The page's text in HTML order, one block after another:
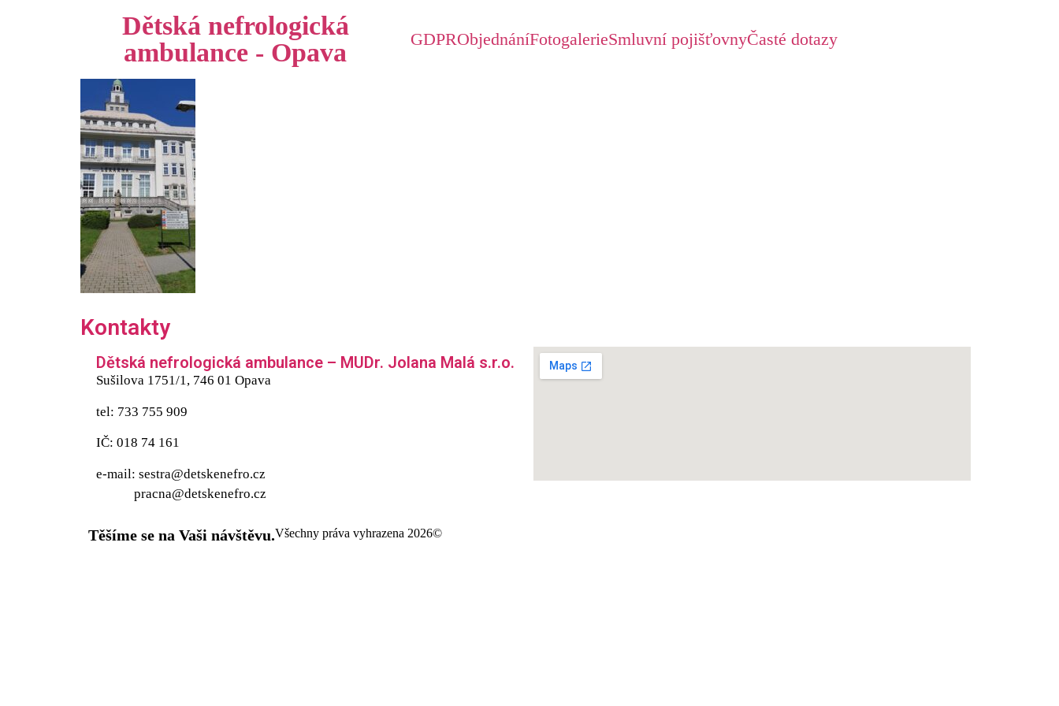
Dětská nefrologická
ambulance - Opava
GDPRObjednáníFotogalerieSmluvní pojišťovnyČasté dotazy
IMG_4008
Kontakty
Dětská nefrologická ambulance – MUDr. Jolana Malá s.r.o.
Sušilova 1751/1, 746 01 Opava
tel: 733 755 909
IČ: 018 74 161
e-mail: sestra@detskenefro.cz
pracna@detskenefro.cz
Těšíme se na Vaši návštěvu.Všechny práva vyhrazena 2026©